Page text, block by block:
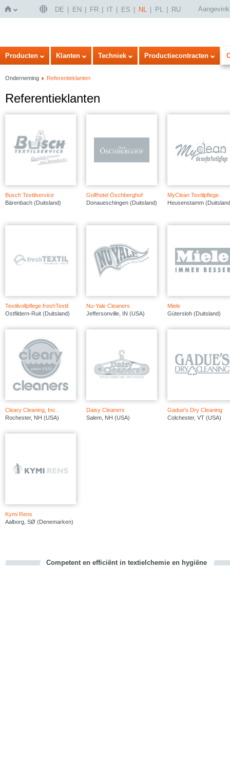
Home
DE EN FR IT ES NL PL RU
Producten Klanten Techniek Productiecontracten
Onderneming Referentieklanten
Referentieklanten
Busch Textilservice
Bärenbach (Duitsland)
Golfhotel Öschberghof
Donaueschingen (Duitsland)
MyClean Textilpflege
Heusenstamm
Textilvollpflege freshTextil
Ostfildern-Ruit (Duitsland)
Nu-Yale Cleaners
Jeffersonville, IN (USA)
Miele
Gütersloh (Duitsland)
Cleary Cleaning, Inc.
Rochester, NH (USA)
Daisy Cleaners
Salem, NH (USA)
Gadue's Dry Cleaning
Colchester, VT (USA)
Kymi Rens
Aalborg, SØ (Denemarken)
Competent en efficiënt in textielchemie en hygiëne